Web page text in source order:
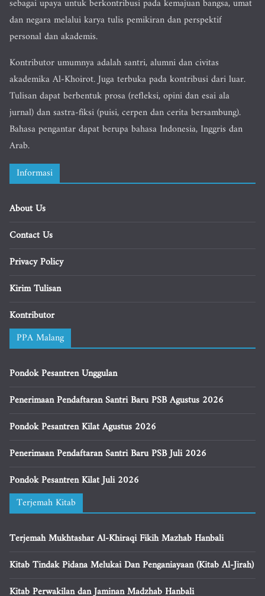
sebagai upaya untuk berkontribusi pada kemajuan bangsa, umat
dan negara melalui karya tulis pemikiran dan perspektif
personal dan akademis.
Kontributor umumnya adalah santri, alumni dan civitas
akademika Al-Khoirot. Juga terbuka pada kontribusi dari luar.
Tulisan dapat berbentuk prosa (refleksi, opini dan esai ala
jurnal) dan sastra-fiksi (puisi, cerpen dan cerita bersambung).
Bahasa pengantar dapat berupa bahasa Indonesia, Inggris dan
Arab.
Informasi
About Us
Contact Us
Privacy Policy
Kirim Tulisan
Kontributor
PPA Malang
Pondok Pesantren Unggulan
Penerimaan Pendaftaran Santri Baru PSB Agustus 2026
Pondok Pesantren Kilat Agustus 2026
Penerimaan Pendaftaran Santri Baru PSB Juli 2026
Pondok Pesantren Kilat Juli 2026
Terjemah Kitab
Terjemah Mukhtashar Al-Khiraqi Fikih Mazhab Hanbali
Kitab Tindak Pidana Melukai Dan Penganiayaan (Kitab Al-Jirah)
Kitab Perwakilan dan Jaminan Madzhab Hanbali